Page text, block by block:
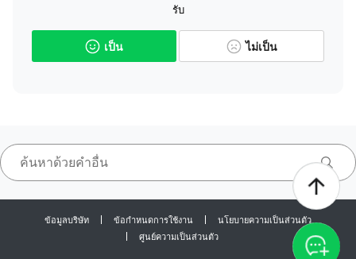
รับ
เป็น ไม่เป็น
ข้อมูลบริษัท ข้อกำหนดการใช้งาน
นโยบายความเป็นส่วนตัว
ศูนย์ความเป็นส่วนตัว